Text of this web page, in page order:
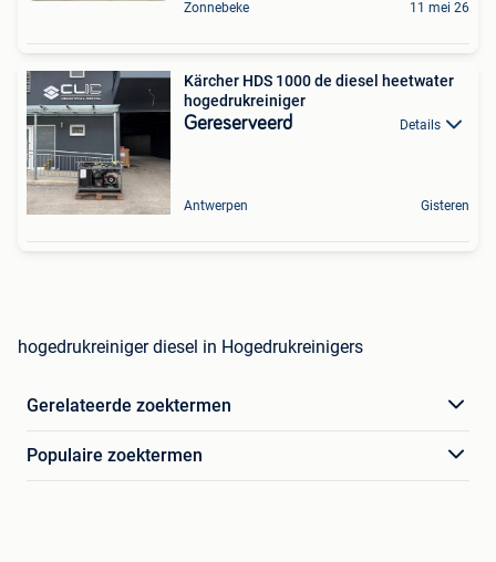
Zonnebeke 11 mei 26
Kärcher HDS 1000 de diesel heetwater
hogedrukreiniger
Gereserveerd Details
Antwerpen Gisteren
hogedrukreiniger diesel in Hogedrukreinigers
Gerelateerde zoektermen
Populaire zoektermen